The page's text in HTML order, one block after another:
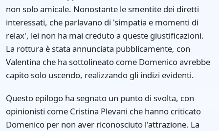
non solo amicale. Nonostante le smentite dei diretti
interessati, che parlavano di 'simpatia e momenti di
relax', lei non ha mai creduto a queste giustificazioni.
La rottura è stata annunciata pubblicamente, con
Valentina che ha sottolineato come Domenico avrebbe
capito solo uscendo, realizzando gli indizi evidenti.
Questo epilogo ha segnato un punto di svolta, con
opinionisti come Cristina Plevani che hanno criticato
Domenico per non aver riconosciuto l'attrazione. La